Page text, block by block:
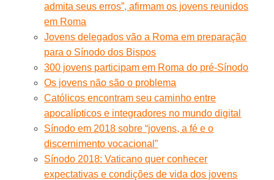
admita seus erros”, afirmam os jovens reunidos
em Roma
Jovens delegados vão a Roma em preparação
para o Sínodo dos Bispos
300 jovens participam em Roma do pré-Sínodo
Os jovens não são o problema
Católicos encontram seu caminho entre
apocalípticos e integradores no mundo digital
Sínodo em 2018 sobre “jovens, a fé e o
discernimento vocacional”
Sínodo 2018: Vaticano quer conhecer
expectativas e condições de vida dos jovens